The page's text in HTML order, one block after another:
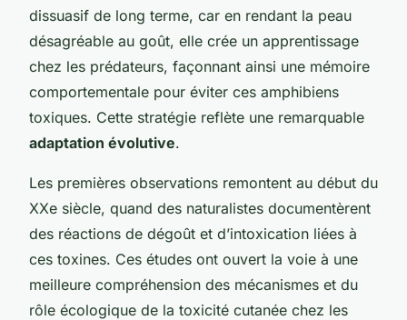
dissuasif de long terme, car en rendant la peau
désagréable au goût, elle crée un apprentissage
chez les prédateurs, façonnant ainsi une mémoire
comportementale pour éviter ces amphibiens
toxiques. Cette stratégie reflète une remarquable
adaptation évolutive.
Les premières observations remontent au début du
XXe siècle, quand des naturalistes documentèrent
des réactions de dégoût et d’intoxication liées à
ces toxines. Ces études ont ouvert la voie à une
meilleure compréhension des mécanismes et du
rôle écologique de la toxicité cutanée chez les